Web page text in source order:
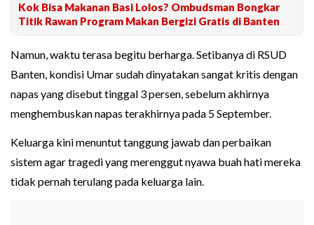
Kok Bisa Makanan Basi Lolos? Ombudsman Bongkar
Titik Rawan Program Makan Bergizi Gratis di Banten
Namun, waktu terasa begitu berharga. Setibanya di RSUD
Banten, kondisi Umar sudah dinyatakan sangat kritis dengan
napas yang disebut tinggal 3 persen, sebelum akhirnya
menghembuskan napas terakhirnya pada 5 September.
Keluarga kini menuntut tanggung jawab dan perbaikan
sistem agar tragedi yang merenggut nyawa buah hati mereka
tidak pernah terulang pada keluarga lain.